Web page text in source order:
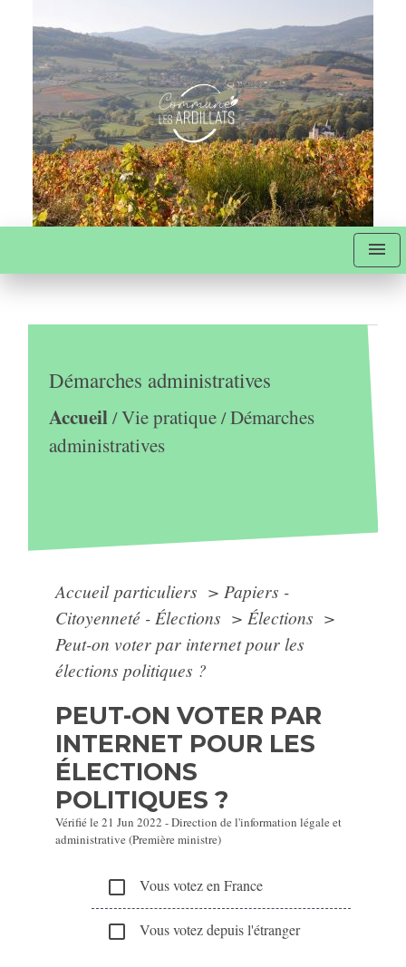
menu
Démarches administratives
Accueil/Vie pratique/Démarches
administratives
Accueil particuliers > Papiers -
Citoyenneté - Élections > Élections >
Peut-on voter par internet pour les
élections politiques ?
PEUT-ON VOTER PAR
INTERNET POUR LES
ÉLECTIONS
POLITIQUES ?
Vérifié le 21 Jun 2022 - Direction de l'information légale et
administrative (Première ministre)
check_box_outline_blank Vous votez en France
check_box_outline_blank Vous votez depuis l'étranger